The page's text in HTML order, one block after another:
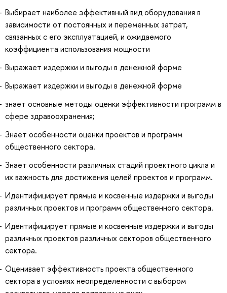
Выбирает наиболее эффективный вид оборудования в
зависимости от постоянных и переменных затрат,
связанных с его эксплуатацией, и ожидаемого
коэффициента использования мощности
Выражает издержки и выгоды в денежной форме
Выражает издержки и выгоды в денежной форме
знает основные методы оценки эффективности программ в
сфере здравоохранения;
Знает особенности оценки проектов и программ
общественного сектора.
Знает особенности различных стадий проектного цикла и
их важность для достижения целей проектов и программ.
Идентифицирует прямые и косвенные издержки и выгоды
различных проектов и программ общественного сектора.
Идентифицирует прямые и косвенные издержки и выгоды
различных проектов различных секторов общественного
сектора.
Оценивает эффективность проекта общественного
сектора в условиях неопределенности с выбором